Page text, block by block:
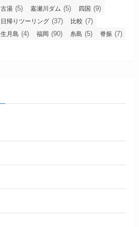
古湯 (5) 嘉瀬川ダム (5) 四国 (9)
日帰りツーリング (37) 比較 (7)
生月島 (4) 福岡 (90) 糸島 (5) 脊振 (7)